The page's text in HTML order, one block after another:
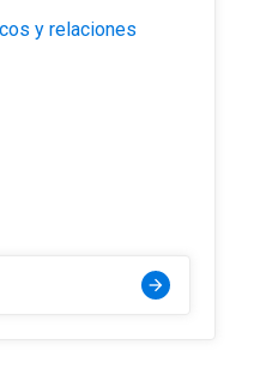
y relaciones
arrow_forward